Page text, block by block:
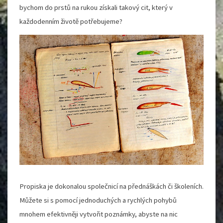
bychom do prstů na rukou získali takový cit, který v
každodenním životě potřebujeme?
Propiska je dokonalou společnicí na přednáškách či školeních.
Můžete si s pomocí jednoduchých a rychlých pohybů
mnohem efektivněji vytvořit poznámky, abyste na nic